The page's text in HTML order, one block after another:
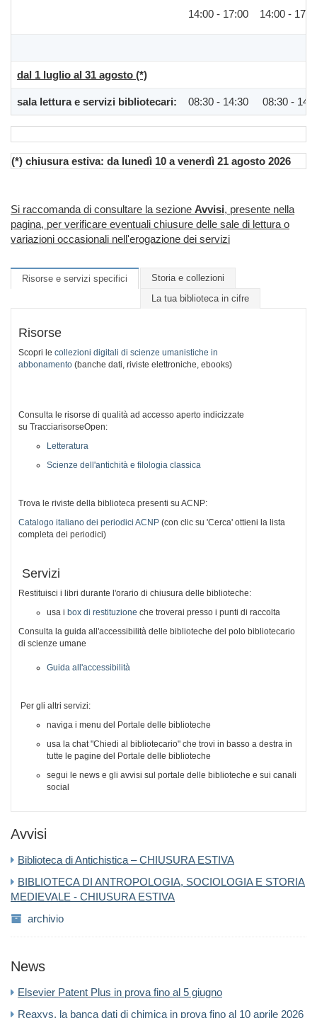
14:00 - 17:00
14:00 -
dal 1 luglio al 31 agosto (*)
sala lettura e servizi bibliotecari: 08:30 - 14:30 08:30 -
(*) chiusura estiva: da lunedì 10 a venerdì 21 agosto 2026
Si raccomanda di consultare la sezione Avvisi, presente nella
pagina, per verificare eventuali chiusure delle sale di lettura o
variazioni occasionali nell'erogazione dei servizi
Risorse e servizi specifici
Storia e collezioni
La tua biblioteca in cifre
Risorse
Scopri le collezioni digitali di scienze umanistiche in
abbonamento (banche dati, riviste elettroniche, ebooks)
Consulta le risorse di qualità ad accesso aperto indicizzate
su TracciarisorseOpen:
Letteratura
Scienze dell'antichità e filologia classica
Trova le riviste della biblioteca presenti su ACNP:
Catalogo italiano dei periodici ACNP (con clic su 'Cerca' ottieni la lista
completa dei periodici)
Servizi
Restituisci i libri durante l'orario di chiusura delle biblioteche:
usa i box di restituzione che troverai presso i punti di raccolta
Consulta la guida all'accessibilità delle biblioteche del polo bibliotecario
di scienze umane
Guida all'accessibilità
Per gli altri servizi:
naviga i menu del Portale delle biblioteche
usa la chat "Chiedi al bibliotecario" che trovi in basso a destra in
tutte le pagine del Portale delle biblioteche
segui le news e gli avvisi sul portale delle biblioteche e sui canali
social
Avvisi
Biblioteca di Antichistica – CHIUSURA ESTIVA
BIBLIOTECA DI ANTROPOLOGIA, SOCIOLOGIA E STORIA
MEDIEVALE - CHIUSURA ESTIVA
archivio
News
Elsevier Patent Plus in prova fino al 5 giugno
Reaxys, la banca dati di chimica in prova fino al 10 aprile 2026